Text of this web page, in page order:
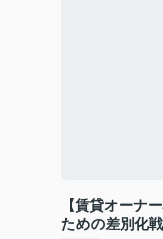
【賃貸オーナ
ための差別化戦